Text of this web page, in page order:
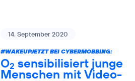
14. September 2020
#WAKEUPJETZT BEI CYBERMOBBING:
O2 sensibilisiert junge
Menschen mit Video-